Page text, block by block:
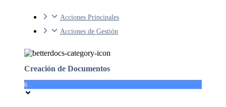
Acciones Principales
Acciones de Gestión
Creación de Documentos
6